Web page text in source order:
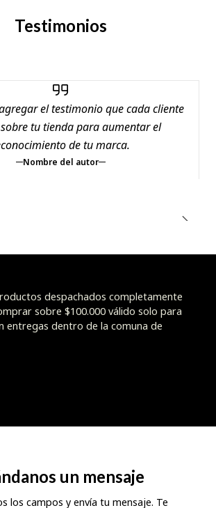
Testimonios
el testimonio que cada cliente
tu tienda para aumentar el
de tu marca.
Nombre del autor
despachados completamente
sobre $100.000 válido solo para
entregas dentro de la comuna de
un mensaje
los campos y envía tu mensaje. Te